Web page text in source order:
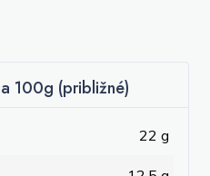
100g (približné)
22 g